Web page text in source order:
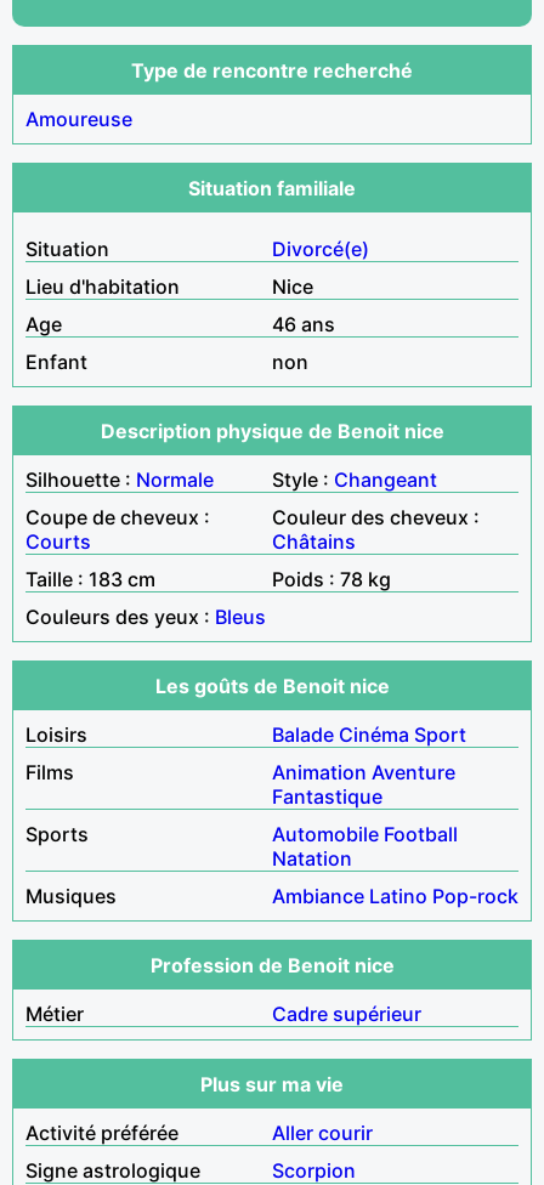
Type de rencontre recherché
Amoureuse
Situation familiale
Situation
Divorcé(e)
Lieu d'habitation
Nice
Age
46 ans
Enfant
non
Description physique de Benoit nice
Silhouette : Normale Style : Changeant
Coupe de cheveux :
Courts
Couleur des cheveux :
Châtains
Taille : 183 cm
Poids : 78 kg
Couleurs des yeux : Bleus
Les goûts de Benoit nice
Loisirs
Balade Cinéma Sport
Films
Animation Aventure
Fantastique
Sports
Automobile Football
Natation
Musiques
Ambiance Latino Pop-rock
Profession de Benoit nice
Métier
Cadre supérieur
Plus sur ma vie
Activité préférée
Aller courir
Signe astrologique
Scorpion